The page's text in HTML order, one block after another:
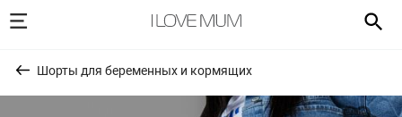
Шорты для беременных и кормящих